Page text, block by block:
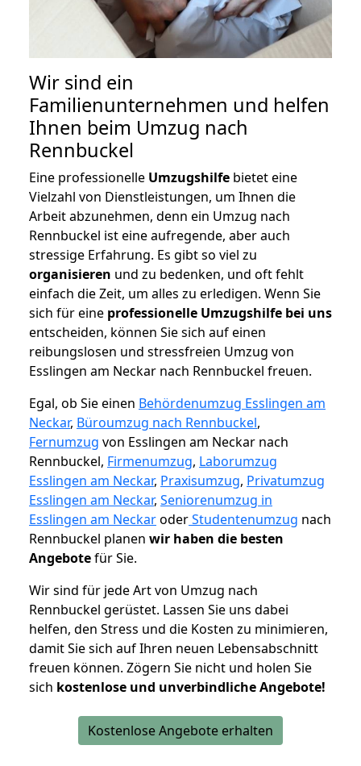
Wir sind ein
Familienunternehmen und helfen
Ihnen beim Umzug nach
Rennbuckel
Eine professionelle Umzugshilfe bietet eine
Vielzahl von Dienstleistungen, um Ihnen die
Arbeit abzunehmen, denn ein Umzug nach
Rennbuckel ist eine aufregende, aber auch
stressige Erfahrung. Es gibt so viel zu
organisieren und zu bedenken, und oft fehlt
einfach die Zeit, um alles zu erledigen. Wenn Sie
sich für eine professionelle Umzugshilfe bei uns
entscheiden, können Sie sich auf einen
reibungslosen und stressfreien Umzug von
Esslingen am Neckar nach Rennbuckel freuen.
Egal, ob Sie einen Behördenumzug Esslingen am
Neckar, Büroumzug nach Rennbuckel,
Fernumzug von Esslingen am Neckar nach
Rennbuckel, Firmenumzug, Laborumzug
Esslingen am Neckar, Praxisumzug, Privatumzug
Esslingen am Neckar, Seniorenumzug in
Esslingen am NeckaroderStudentenumzug nach
Rennbuckel planen wir haben die besten
Angebotefür Sie.
Wir sind für jede Art von Umzug nach
Rennbuckel gerüstet. Lassen Sie uns dabei
helfen, den Stress und die Kosten zu minimieren,
damit Sie sich auf Ihren neuen Lebensabschnitt
freuen können. Zögern Sie nicht und holen Sie
sich kostenlose und unverbindliche Angebote!
Kostenlose Angebote erhalten